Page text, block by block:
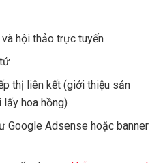
hội thảo trực tuyến
thị liên kết (giới thiệu sản
hoa hồng)
Google Adsense hoặc banner